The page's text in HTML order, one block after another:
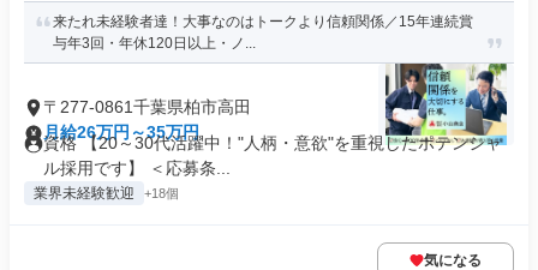
来たれ未経験者達！大事なのはトークより信頼関係／15年連続賞
与年3回・年休120日以上・ノ...
〒277-0861千葉県柏市高田
月給26万円～35万円
資格 【20～30代活躍中！"人柄・意欲"を重視したポテンシャ
ル採用です】 ＜応募条...
業界未経験歓迎 +18個
気になる